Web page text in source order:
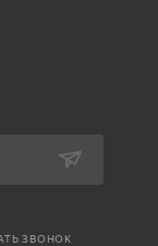
ЗВОНОК